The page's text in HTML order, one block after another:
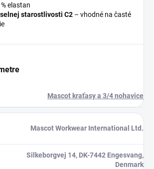
elastan
starostlivosti C2 – vhodné na časté
Mascot kraťasy a 3/4 nohavice
Mascot Workwear International Ltd.
Silkeborgvej 14, DK-7442 Engesvang,
Denmark